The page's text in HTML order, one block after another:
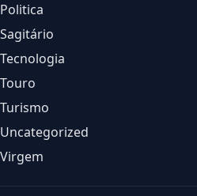
Politica
Sagitário
Tecnologia
Touro
Turismo
Uncategorized
Virgem